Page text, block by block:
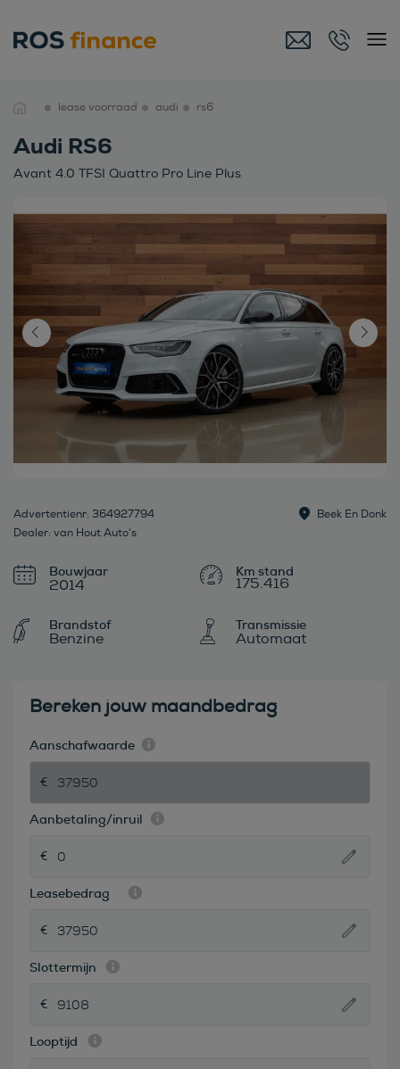
lease voorraad audi rs6
Audi RS6
Avant 4.0 TFSI Quattro Pro Line Plus
Advertentienr: 364927794
Dealer: van Hout Auto's
Beek En Donk
Bouwjaar
2014 175.416
Brandstof
Benzine
Transmissie
Automaat
Bereken jouw maandbedrag
Aanschafwaarde
Aanbetaling/inruil
Leasebedrag
Slottermijn
Looptijd